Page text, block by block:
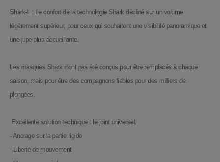
Shark-L : Le confort de la technologie Shark décliné sur un volume
légèrement supérieur, pour ceux qui souhaitent une visibilité panoramique et
une jupe plus accueillante.
Les masques Shark n'ont pas été conçus pour être remplacés à chaque
saison, mais pour être des compagnons fiables pour des milliers de
plongées.
Excellente solution technique : le joint universel.
- Ancrage sur la partie rigide
- Liberté de mouvement